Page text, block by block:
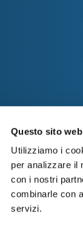
Questo sito
Utilizziamo i
per analizzare il
con i nostri
combinarle con
servizi.